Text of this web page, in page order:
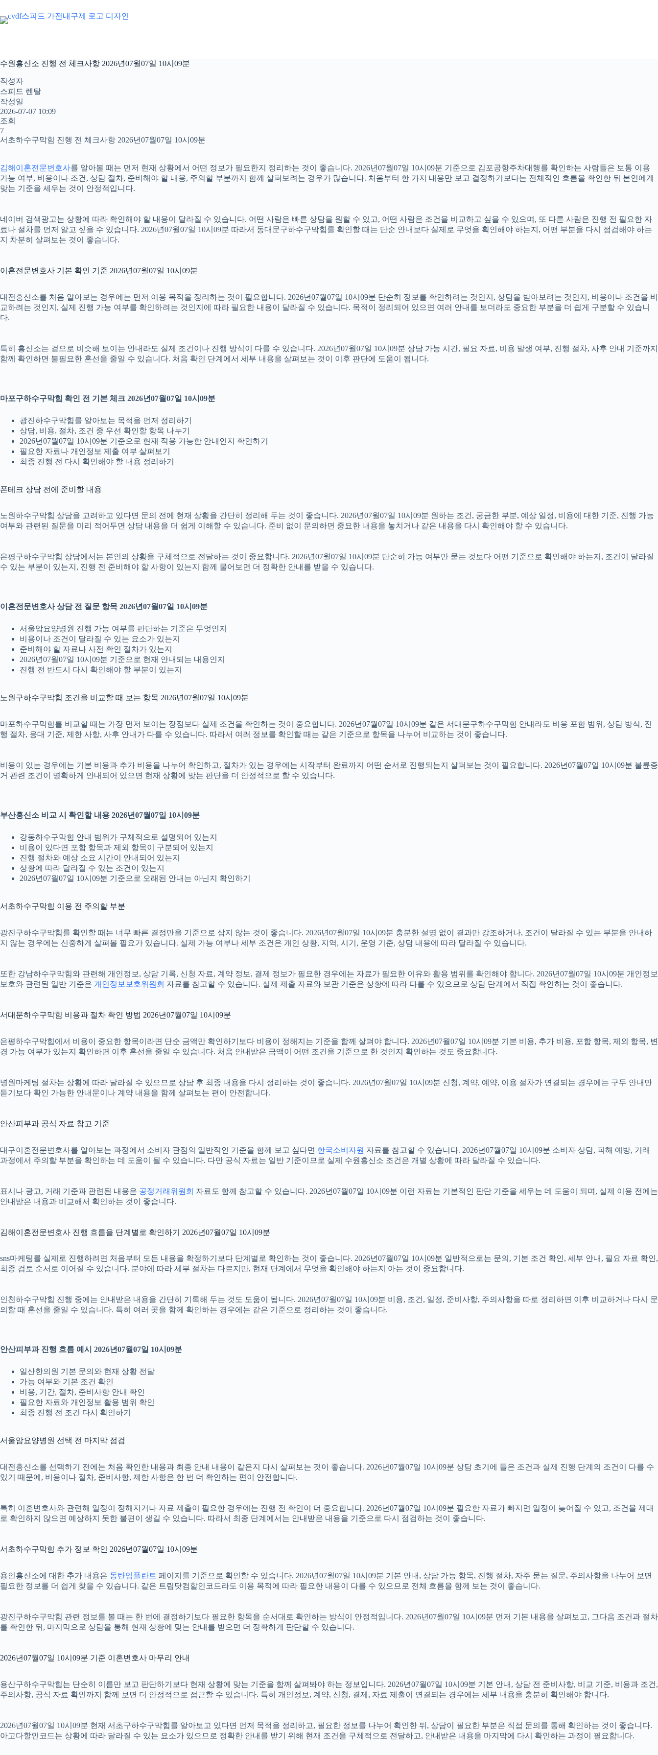
문
으
뛰
기
수원흥신소 진행 전 체크사항 2026년07월07일 10시09분
작성자
스피드 렌탈
작성일
2026-07-07 10:09
조회
7
서초하수구막힘 진행 전 체크사항 2026년07월07일 10시09분
김해이혼전문변호사를 알아볼 때는 먼저 현재 상황에서 어떤 정보가 필요한지 정리하는 것이 좋습니다. 2026년07월07일 10시09분 기준으로 김포공항주차대행를 확인하는 사람들은 보통 이용
가능 여부, 비용이나 조건, 상담 절차, 준비해야 할 내용, 주의할 부분까지 함께 살펴보려는 경우가 많습니다. 처음부터 한 가지 내용만 보고 결정하기보다는 전체적인 흐름을 확인한 뒤 본인에게
맞는 기준을 세우는 것이 안정적입니다.
네이버 검색광고는 상황에 따라 확인해야 할 내용이 달라질 수 있습니다. 어떤 사람은 빠른 상담을 원할 수 있고, 어떤 사람은 조건을 비교하고 싶을 수 있으며, 또 다른 사람은 진행 전 필요한 자
료나 절차를 먼저 알고 싶을 수 있습니다. 2026년07월07일 10시09분 따라서 동대문구하수구막힘를 확인할 때는 단순 안내보다 실제로 무엇을 확인해야 하는지, 어떤 부분을 다시 점검해야 하는
지 차분히 살펴보는 것이 좋습니다.
이혼전문변호사 기본 확인 기준 2026년07월07일 10시09분
대전흥신소를 처음 알아보는 경우에는 먼저 이용 목적을 정리하는 것이 필요합니다. 2026년07월07일 10시09분 단순히 정보를 확인하려는 것인지, 상담을 받아보려는 것인지, 비용이나 조건을 비
교하려는 것인지, 실제 진행 가능 여부를 확인하려는 것인지에 따라 필요한 내용이 달라질 수 있습니다. 목적이 정리되어 있으면 여러 안내를 보더라도 중요한 부분을 더 쉽게 구분할 수 있습니
다.
특히 흥신소는 겉으로 비슷해 보이는 안내라도 실제 조건이나 진행 방식이 다를 수 있습니다. 2026년07월07일 10시09분 상담 가능 시간, 필요 자료, 비용 발생 여부, 진행 절차, 사후 안내 기준까지
함께 확인하면 불필요한 혼선을 줄일 수 있습니다. 처음 확인 단계에서 세부 내용을 살펴보는 것이 이후 판단에 도움이 됩니다.
마포구하수구막힘 확인 전 기본 체크 2026년07월07일 10시09분
광진하수구막힘를 알아보는 목적을 먼저 정리하기
상담, 비용, 절차, 조건 중 우선 확인할 항목 나누기
2026년07월07일 10시09분 기준으로 현재 적용 가능한 안내인지 확인하기
필요한 자료나 개인정보 제출 여부 살펴보기
최종 진행 전 다시 확인해야 할 내용 정리하기
폰테크 상담 전에 준비할 내용
노원하수구막힘 상담을 고려하고 있다면 문의 전에 현재 상황을 간단히 정리해 두는 것이 좋습니다. 2026년07월07일 10시09분 원하는 조건, 궁금한 부분, 예상 일정, 비용에 대한 기준, 진행 가능
여부와 관련된 질문을 미리 적어두면 상담 내용을 더 쉽게 이해할 수 있습니다. 준비 없이 문의하면 중요한 내용을 놓치거나 같은 내용을 다시 확인해야 할 수 있습니다.
은평구하수구막힘 상담에서는 본인의 상황을 구체적으로 전달하는 것이 중요합니다. 2026년07월07일 10시09분 단순히 가능 여부만 묻는 것보다 어떤 기준으로 확인해야 하는지, 조건이 달라질
수 있는 부분이 있는지, 진행 전 준비해야 할 사항이 있는지 함께 물어보면 더 정확한 안내를 받을 수 있습니다.
이혼전문변호사 상담 전 질문 항목 2026년07월07일 10시09분
서울암요양병원 진행 가능 여부를 판단하는 기준은 무엇인지
비용이나 조건이 달라질 수 있는 요소가 있는지
준비해야 할 자료나 사전 확인 절차가 있는지
2026년07월07일 10시09분 기준으로 현재 안내되는 내용인지
진행 전 반드시 다시 확인해야 할 부분이 있는지
노원구하수구막힘 조건을 비교할 때 보는 항목 2026년07월07일 10시09분
마포하수구막힘를 비교할 때는 가장 먼저 보이는 장점보다 실제 조건을 확인하는 것이 중요합니다. 2026년07월07일 10시09분 같은 서대문구하수구막힘 안내라도 비용 포함 범위, 상담 방식, 진
행 절차, 응대 기준, 제한 사항, 사후 안내가 다를 수 있습니다. 따라서 여러 정보를 확인할 때는 같은 기준으로 항목을 나누어 비교하는 것이 좋습니다.
비용이 있는 경우에는 기본 비용과 추가 비용을 나누어 확인하고, 절차가 있는 경우에는 시작부터 완료까지 어떤 순서로 진행되는지 살펴보는 것이 필요합니다. 2026년07월07일 10시09분 불륜증
거 관련 조건이 명확하게 안내되어 있으면 현재 상황에 맞는 판단을 더 안정적으로 할 수 있습니다.
부산흥신소 비교 시 확인할 내용 2026년07월07일 10시09분
강동하수구막힘 안내 범위가 구체적으로 설명되어 있는지
비용이 있다면 포함 항목과 제외 항목이 구분되어 있는지
진행 절차와 예상 소요 시간이 안내되어 있는지
상황에 따라 달라질 수 있는 조건이 있는지
2026년07월07일 10시09분 기준으로 오래된 안내는 아닌지 확인하기
서초하수구막힘 이용 전 주의할 부분
광진구하수구막힘를 확인할 때는 너무 빠른 결정만을 기준으로 삼지 않는 것이 좋습니다. 2026년07월07일 10시09분 충분한 설명 없이 결과만 강조하거나, 조건이 달라질 수 있는 부분을 안내하
지 않는 경우에는 신중하게 살펴볼 필요가 있습니다. 실제 가능 여부나 세부 조건은 개인 상황, 지역, 시기, 운영 기준, 상담 내용에 따라 달라질 수 있습니다.
또한 강남하수구막힘와 관련해 개인정보, 상담 기록, 신청 자료, 계약 정보, 결제 정보가 필요한 경우에는 자료가 필요한 이유와 활용 범위를 확인해야 합니다. 2026년07월07일 10시09분 개인정보
보호와 관련된 일반 기준은 개인정보보호위원회 자료를 참고할 수 있습니다. 실제 제출 자료와 보관 기준은 상황에 따라 다를 수 있으므로 상담 단계에서 직접 확인하는 것이 좋습니다.
서대문하수구막힘 비용과 절차 확인 방법 2026년07월07일 10시09분
은평하수구막힘에서 비용이 중요한 항목이라면 단순 금액만 확인하기보다 비용이 정해지는 기준을 함께 살펴야 합니다. 2026년07월07일 10시09분 기본 비용, 추가 비용, 포함 항목, 제외 항목, 변
경 가능 여부가 있는지 확인하면 이후 혼선을 줄일 수 있습니다. 처음 안내받은 금액이 어떤 조건을 기준으로 한 것인지 확인하는 것도 중요합니다.
병원마케팅 절차는 상황에 따라 달라질 수 있으므로 상담 후 최종 내용을 다시 정리하는 것이 좋습니다. 2026년07월07일 10시09분 신청, 계약, 예약, 이용 절차가 연결되는 경우에는 구두 안내만
듣기보다 확인 가능한 안내문이나 계약 내용을 함께 살펴보는 편이 안전합니다.
안산피부과 공식 자료 참고 기준
대구이혼전문변호사를 알아보는 과정에서 소비자 관점의 일반적인 기준을 함께 보고 싶다면 한국소비자원 자료를 참고할 수 있습니다. 2026년07월07일 10시09분 소비자 상담, 피해 예방, 거래
과정에서 주의할 부분을 확인하는 데 도움이 될 수 있습니다. 다만 공식 자료는 일반 기준이므로 실제 수원흥신소 조건은 개별 상황에 따라 달라질 수 있습니다.
표시나 광고, 거래 기준과 관련된 내용은 공정거래위원회 자료도 함께 참고할 수 있습니다. 2026년07월07일 10시09분 이런 자료는 기본적인 판단 기준을 세우는 데 도움이 되며, 실제 이용 전에는
안내받은 내용과 비교해서 확인하는 것이 좋습니다.
김해이혼전문변호사 진행 흐름을 단계별로 확인하기 2026년07월07일 10시09분
sns마케팅를 실제로 진행하려면 처음부터 모든 내용을 확정하기보다 단계별로 확인하는 것이 좋습니다. 2026년07월07일 10시09분 일반적으로는 문의, 기본 조건 확인, 세부 안내, 필요 자료 확인,
최종 검토 순서로 이어질 수 있습니다. 분야에 따라 세부 절차는 다르지만, 현재 단계에서 무엇을 확인해야 하는지 아는 것이 중요합니다.
인천하수구막힘 진행 중에는 안내받은 내용을 간단히 기록해 두는 것도 도움이 됩니다. 2026년07월07일 10시09분 비용, 조건, 일정, 준비사항, 주의사항을 따로 정리하면 이후 비교하거나 다시 문
의할 때 혼선을 줄일 수 있습니다. 특히 여러 곳을 함께 확인하는 경우에는 같은 기준으로 정리하는 것이 좋습니다.
안산피부과 진행 흐름 예시 2026년07월07일 10시09분
일산한의원 기본 문의와 현재 상황 전달
가능 여부와 기본 조건 확인
비용, 기간, 절차, 준비사항 안내 확인
필요한 자료와 개인정보 활용 범위 확인
최종 진행 전 조건 다시 확인하기
서울암요양병원 선택 전 마지막 점검
대전흥신소를 선택하기 전에는 처음 확인한 내용과 최종 안내 내용이 같은지 다시 살펴보는 것이 좋습니다. 2026년07월07일 10시09분 상담 초기에 들은 조건과 실제 진행 단계의 조건이 다를 수
있기 때문에, 비용이나 절차, 준비사항, 제한 사항은 한 번 더 확인하는 편이 안전합니다.
특히 이혼변호사와 관련해 일정이 정해지거나 자료 제출이 필요한 경우에는 진행 전 확인이 더 중요합니다. 2026년07월07일 10시09분 필요한 자료가 빠지면 일정이 늦어질 수 있고, 조건을 제대
로 확인하지 않으면 예상하지 못한 불편이 생길 수 있습니다. 따라서 최종 단계에서는 안내받은 내용을 기준으로 다시 점검하는 것이 좋습니다.
서초하수구막힘 추가 정보 확인 2026년07월07일 10시09분
용인흥신소에 대한 추가 내용은 동탄임플란트 페이지를 기준으로 확인할 수 있습니다. 2026년07월07일 10시09분 기본 안내, 상담 가능 항목, 진행 절차, 자주 묻는 질문, 주의사항을 나누어 보면
필요한 정보를 더 쉽게 찾을 수 있습니다. 같은 트립닷컴할인코드라도 이용 목적에 따라 필요한 내용이 다를 수 있으므로 전체 흐름을 함께 보는 것이 좋습니다.
광진구하수구막힘 관련 정보를 볼 때는 한 번에 결정하기보다 필요한 항목을 순서대로 확인하는 방식이 안정적입니다. 2026년07월07일 10시09분 먼저 기본 내용을 살펴보고, 그다음 조건과 절차
를 확인한 뒤, 마지막으로 상담을 통해 현재 상황에 맞는 안내를 받으면 더 정확하게 판단할 수 있습니다.
2026년07월07일 10시09분 기준 이혼변호사 마무리 안내
용산구하수구막힘는 단순히 이름만 보고 판단하기보다 현재 상황에 맞는 기준을 함께 살펴봐야 하는 정보입니다. 2026년07월07일 10시09분 기본 안내, 상담 전 준비사항, 비교 기준, 비용과 조건,
주의사항, 공식 자료 확인까지 함께 보면 더 안정적으로 접근할 수 있습니다. 특히 개인정보, 계약, 신청, 결제, 자료 제출이 연결되는 경우에는 세부 내용을 충분히 확인해야 합니다.
2026년07월07일 10시09분 현재 서초구하수구막힘를 알아보고 있다면 먼저 목적을 정리하고, 필요한 정보를 나누어 확인한 뒤, 상담이 필요한 부분은 직접 문의를 통해 확인하는 것이 좋습니다.
아고다할인코드는 상황에 따라 달라질 수 있는 요소가 있으므로 정확한 안내를 받기 위해 현재 조건을 구체적으로 전달하고, 안내받은 내용을 마지막에 다시 확인하는 과정이 필요합니다.